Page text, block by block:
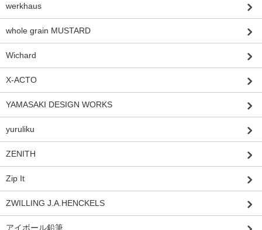
werkhaus
whole grain MUSTARD
Wichard
X-ACTO
YAMASAKI DESIGN WORKS
yuruliku
ZENITH
Zip It
ZWILLING J.A.HENCKELS
アイボール鉛筆